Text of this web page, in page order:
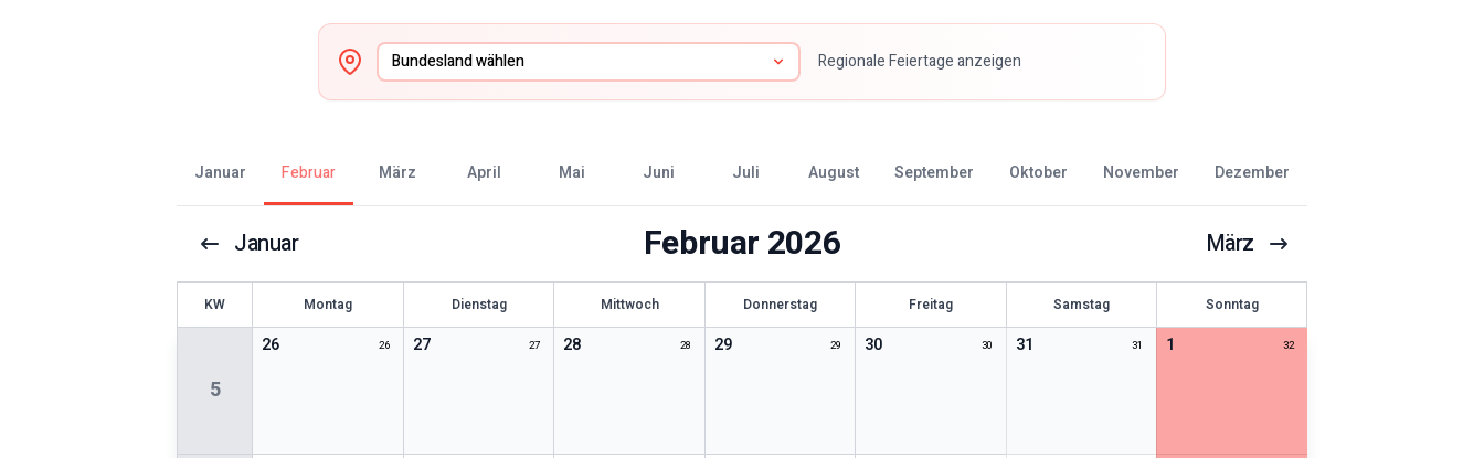
Regionale Feiertage anzeigen
Januar Februar März April Mai Juni Juli August September Oktober November Dezember
Januar Februar 2026 März
KW Montag Dienstag Mittwoch Donnerstag Freitag Samstag Sonntag
5
26 26 27 27 28 28 29 29 30 30 31 31 1 32